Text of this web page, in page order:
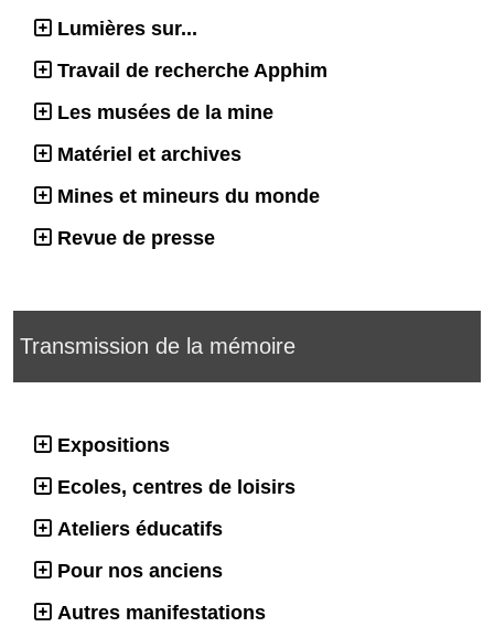
Lumières sur...
Travail de recherche Apphim
Les musées de la mine
Matériel et archives
Mines et mineurs du monde
Revue de presse
Transmission de la mémoire
Expositions
Ecoles, centres de loisirs
Ateliers éducatifs
Pour nos anciens
Autres manifestations